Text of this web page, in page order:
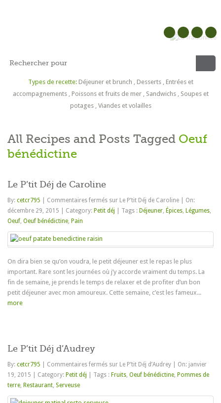
Types de recette: Déjeuner et brunch , Desserts, Entrées et
accompagnements, Poissons et fruits de mer, Sandwichs, Soupes et
potages, Viandes et volailles
All Recipes and Posts Tagged Oeuf
bénédictine
Le P’tit Déj de Caroline
By:cetcr795 Commentaires fermés sur Le P’tit Déj de Caroline
On:
décembre 29, 2015
Category: Petit déj Tags : Déjeuner, Épices, Légumes,
Oeuf,Oeuf bénédictine, Pain
On dira bien se qu’on voudra, le petit déjeuner est le repas le plus
important. Rare sont les journées où j’y accorde vraiment du temps. La
fin de semaine, je prends le temps de relaxer et de profiter d’un bon
petit déjeuner avec mon amoureux. Cette semaine, c’est les fameux...
more
Le P’tit Déj d’Audrey
By:cetcr795 Commentaires fermés sur Le P’tit Déj d’Audrey
On: janvier
19, 2015
Category: Petit déj Tags : Fruits,Oeuf bénédictine, Pommes de
terre, Restaurant,Serveuse